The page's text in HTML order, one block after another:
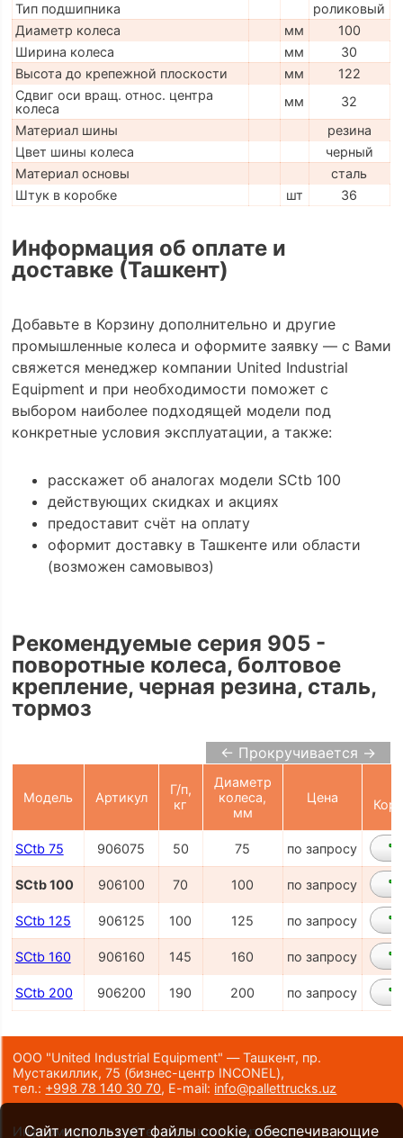
Тип подшипника
роликовый
Диаметр колеса
мм
100
Ширина колеса
мм
30
Высота до крепежной плоскости
мм
122
Сдвиг оси вращ. относ. центра
колеса
мм
32
Материал шины
резина
Цвет шины колеса
черный
Материал основы
сталь
Штук в коробке
шт 36
Информация об оплате и
доставке (Ташкент)
Добавьте в Корзину дополнительно и другие
промышленные колеса и оформите заявку — с Вами
свяжется менеджер компании United Industrial
Equipment и при необходимости поможет с
выбором наиболее подходящей модели под
конкретные условия эксплуатации, а также:
расскажет об аналогах модели SCtb 100
действующих скидках и акциях
предоставит счёт на оплату
оформит доставку в Ташкенте или области
(возможен самовывоз)
Рекомендуемые серия 905 -
поворотные колеса, болтовое
крепление, черная резина, сталь,
тормоз
← Прокручивается →
Модель Артикул
Г/п,
кг
Диаметр
колеса,
мм
Цена
SCtb 75 906075 50 75 по запросу
SCtb 100 906100 70 100 по запросу
SCtb 125 906125 100 125 по запросу
SCtb 160 906160 145 160 по запросу
SCtb 200 906200 190 200 по запросу
ООО "United Industrial Equipment" — Ташкент, пр.
Мустакиллик, 75 (бизнес-центр INCONEL),
тел.: +998 78 140 30 70, E-mail: info@pallettrucks.uz
Информация на сайте носит исключительно
Сайт использует файлы cookie, обеспечивающие